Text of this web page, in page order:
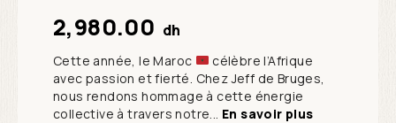
2,980.00 dh
Cette année, le Maroc
célèbre l’Afrique
avec passion et fierté. Chez Jeff de Bruges,
nous rendons hommage à cette énergie
collective à travers notre... En savoir plus